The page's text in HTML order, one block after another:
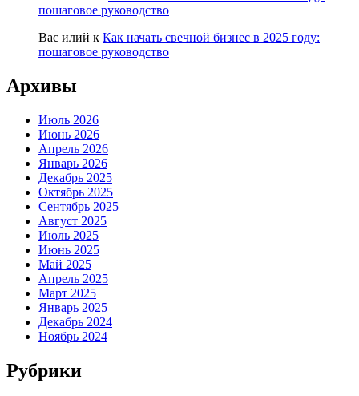
пошаговое руководство
Вас илий к Как начать свечной бизнес в 2025 году:
пошаговое руководство
Архивы
Июль 2026
Июнь 2026
Апрель 2026
Январь 2026
Декабрь 2025
Октябрь 2025
Сентябрь 2025
Август 2025
Июль 2025
Июнь 2025
Май 2025
Апрель 2025
Март 2025
Январь 2025
Декабрь 2024
Ноябрь 2024
Рубрики